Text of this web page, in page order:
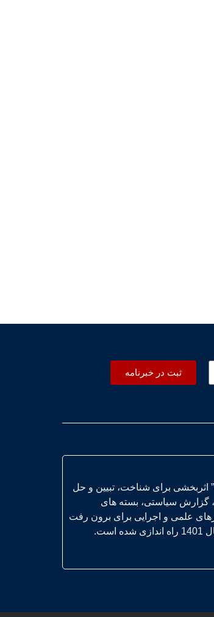
ثبت در خبرنامه
اثربخشی برای شناخت، تبیین و حل
گزارش سیاستی، بسته های
علمی و اجرایی برای برون رفت